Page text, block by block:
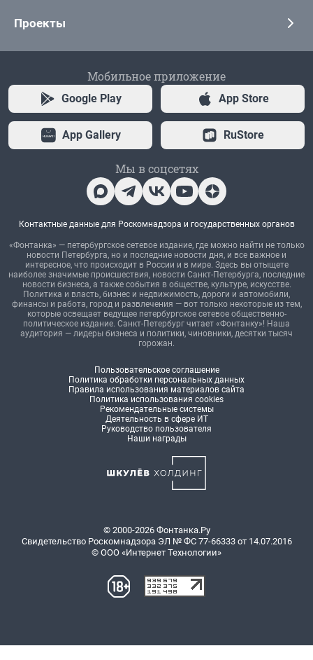
Проекты
Мобильное приложение
Google Play App Store
App Gallery RuStore
Мы в соцсетях
Контактные данные для Роскомнадзора и государственных органов
«Фонтанка» — петербургское сетевое издание, где можно найти не только
новости Петербурга, но и последние новости дня, и все важное и
интересное, что происходит в России и в мире. Здесь вы отыщете
наиболее значимые происшествия, новости Санкт-Петербурга, последние
новости бизнеса, а также события в обществе, культуре, искусстве.
Политика и власть, бизнес и недвижимость, дороги и автомобили,
финансы и работа, город и развлечения — вот только некоторые из тем,
которые освещает ведущее петербургское сетевое общественно-
политическое издание. Санкт-Петербург читает «Фонтанку»! Наша
аудитория — лидеры бизнеса и политики, чиновники, десятки тысяч
горожан.
Пользовательское соглашение
Политика обработки персональных данных
Правила использования материалов сайта
Политика использования cookies
Рекомендательные системы
Деятельность в сфере ИТ
Руководство пользователя
Наши награды
© 2000-2026 Фонтанка.Ру
Свидетельство Роскомнадзора ЭЛ № ФС 77-66333 от 14.07.2016
© ООО «Интернет Технологии»